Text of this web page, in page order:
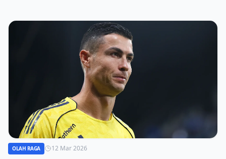
OLAH RAGA 12 Mar 2026